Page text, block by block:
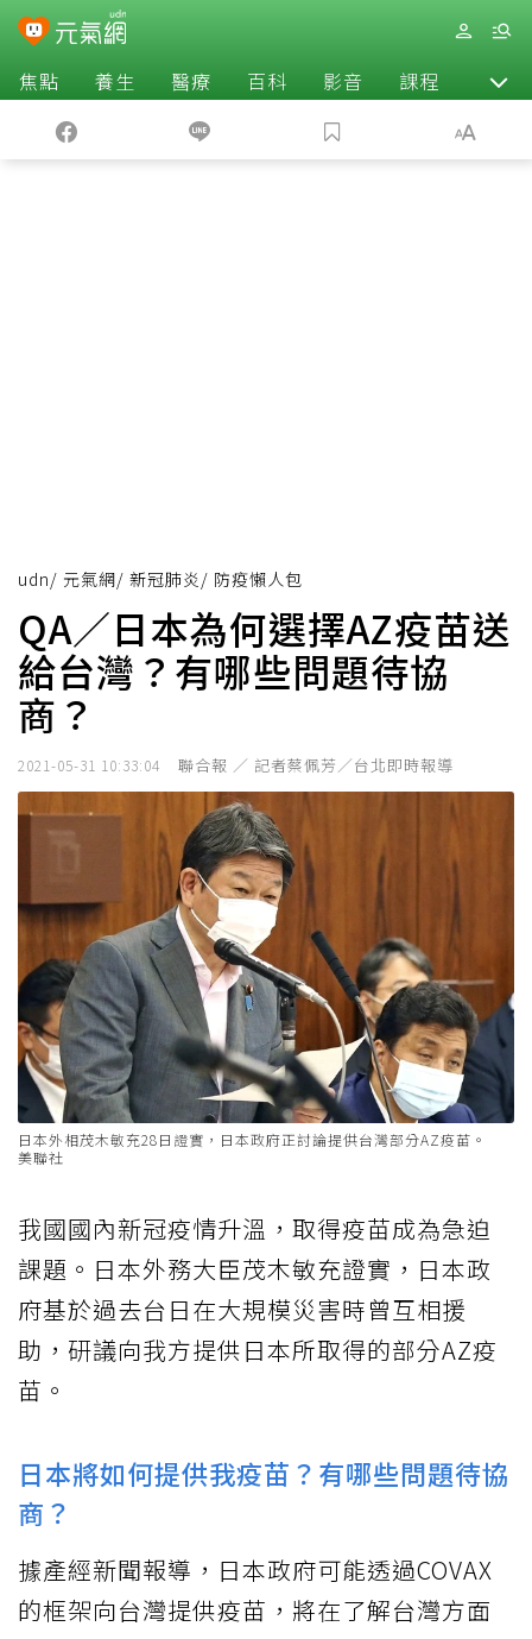
焦點 養生 醫療 百科 影音 課程 退休
udn/ 元氣網/ 新冠肺炎 / 防疫懶人包
QA／日本為何選擇AZ疫苗送
給台灣？有哪些問題待協
商？
2021-05-31 10:33:04 聯合報 ／ 記者蔡佩芳／台北即時報導
日本外相茂木敏充28日證實，日本政府正討論提供台灣部分AZ疫苗。
美聯社
我國國內新冠疫情升溫，取得疫苗成為急迫
課題。日本外務大臣茂木敏充證實，日本政
府基於過去台日在大規模災害時曾互相援
助，研議向我方提供日本所取得的部分AZ疫
苗。
日本將如何提供我疫苗？有哪些問題待協
商？
據產經新聞報導，日本政府可能透過COVAX
的框架向台灣提供疫苗，將在了解台灣方面